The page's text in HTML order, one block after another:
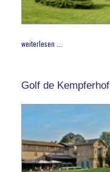
weiterlesen ...
Golf de Kempferhof